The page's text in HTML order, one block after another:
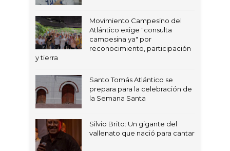
Movimiento Campesino del
Atlántico exige "consulta
campesina ya" por
reconocimiento, participación
y tierra
Santo Tomás Atlántico se
prepara para la celebración de
la Semana Santa
Silvio Brito: Un gigante del
vallenato que nació para cantar